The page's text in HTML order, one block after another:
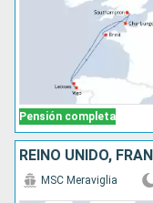
Pensión completa
REINO UNIDO,
MSC Meraviglia